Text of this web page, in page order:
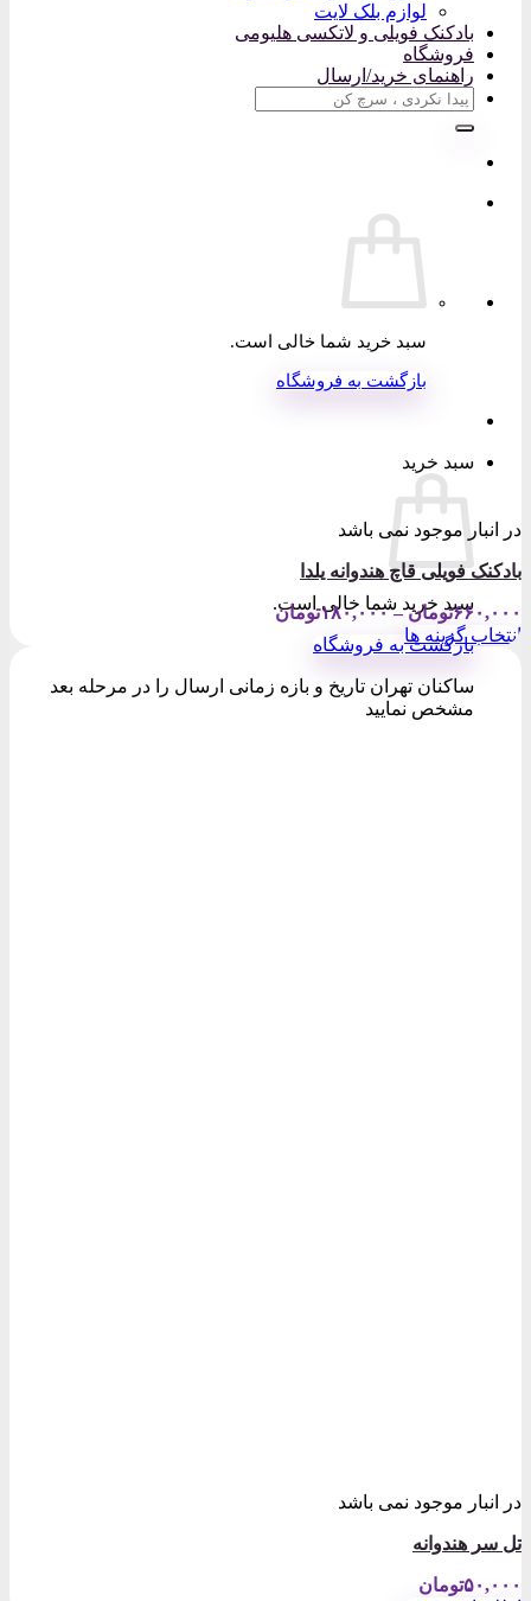
لوازم بلک لایت
بادکنک فویلی و لاتکسی هلیومی
فروشگاه
راهنمای خرید/ارسال
جستجو
سبد خرید شما خالی است.
بازگشت به فروشگاه
سبد خرید
سبد خرید شما خالی است.
بازگشت به فروشگاه
ساکنان تهران تاریخ و بازه زمانی ارسال را در مرحله بعد
مشخص نمایید
در انبار موجود نمی باشد
بادکنک فویلی قاچ هندوانه یلدا
۶۶۰,۰۰۰تومان – ۱۸۰,۰۰۰تومانPrice
through
۶۶۰,۰۰۰تومان
انتخاب گزینه ها
در انبار موجود نمی باشد
تل سر هندوانه
۵۰,۰۰۰تومان